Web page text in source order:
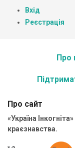
Вхід
Реєстрація
Про
Про сайт
«Україна
краєзнавства.